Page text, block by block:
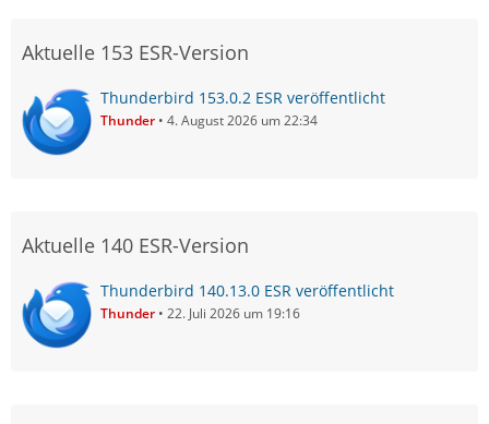
Aktuelle 153 ESR-Version
Thunderbird 153.0.2 ESR veröffentlicht
Thunder 4. August 2026 um 22:34
Aktuelle 140 ESR-Version
Thunderbird 140.13.0 ESR veröffentlicht
Thunder 22. Juli 2026 um 19:16